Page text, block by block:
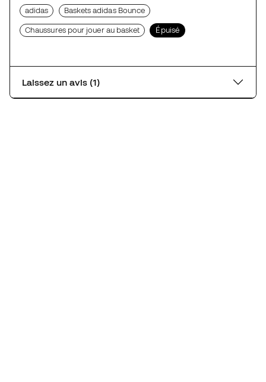
adidas Baskets adidas Bounce
Chaussures pour jouer au basket Épuisé
Laissez un avis (1)